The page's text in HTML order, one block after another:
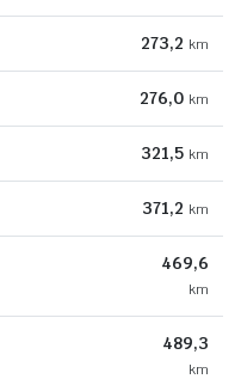
273,2 km
276,0 km
321,5 km
371,2 km
469,6
km
489,3
km